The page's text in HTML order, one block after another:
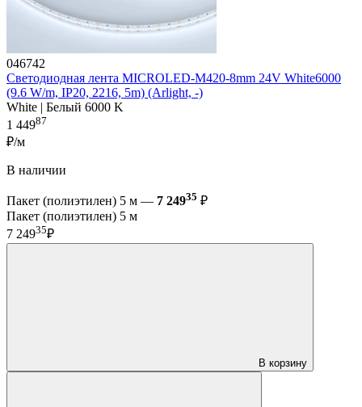
046742
Светодиодная лента MICROLED-M420-8mm 24V White6000
(9.6 W/m, IP20, 2216, 5m) (Arlight, -)
White | Белый 6000 K
1 44987
₽/м
В наличии
Пакет (полиэтилен) 5 м — 7 24935 ₽
Пакет (полиэтилен) 5 м
7 24935₽
В корзину